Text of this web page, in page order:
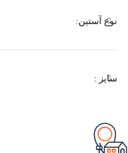
نوع آستین:
سایز :